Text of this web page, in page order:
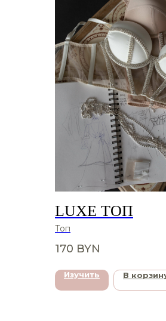
LUXE ТОП
Топ
170 BYN
Изучить В